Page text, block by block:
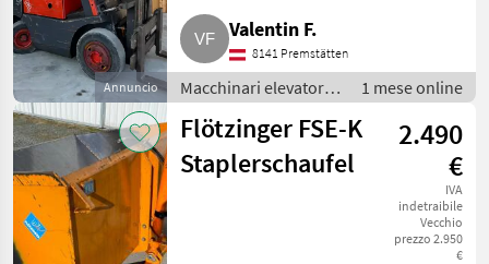
Annuncio
Valentin F.
8141 Premstätten
Macchinari elevatori e
per magazzino /
Carrelli elevatori
1 mese online
Flötzinger FSE-K
Staplerschaufel
2.490
€
IVA
indetraibile
Vecchio
prezzo 2.950
€